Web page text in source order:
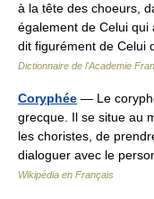
à la tête des choeurs,
également de Celui
dit figurément de Celui
Dictionnaire de l'Academie
Coryphée — Le
grecque. Il se situe au
les choristes, de
dialoguer avec le
Wikipédia en Français